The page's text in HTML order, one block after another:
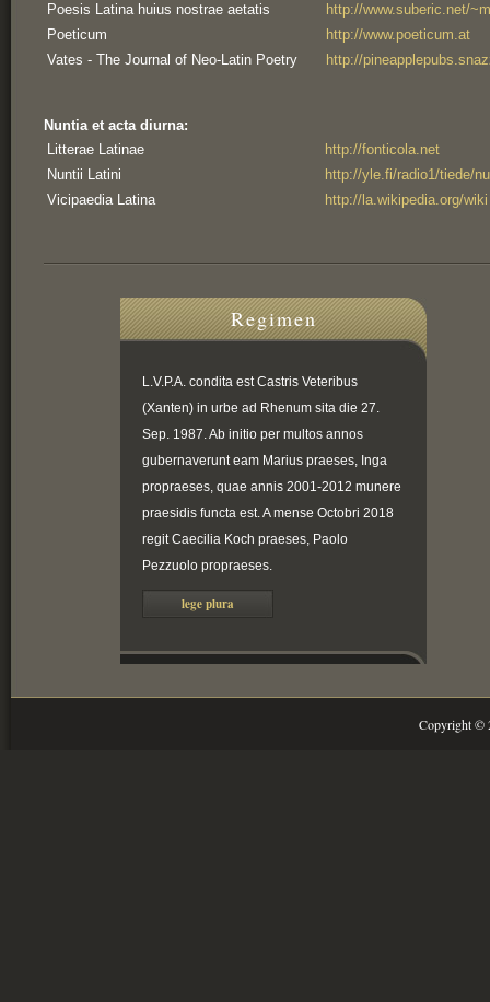
Poesis Latina huius nostrae aetatis
http://www.suberic.net/
Poeticum
http://www.poeticum.at
Vates - The Journal of Neo-Latin Poetry
http://
Nuntia et acta diurna:
Litterae Latinae
http://fonticola.net
Nuntii Latini
http://yle.fi/radio1/tiede/
Vicipaedia Latina
http://la.wikipedia.org/wiki
Regimen
L.V.P.A. condita est Castris Veteribus
(Xanten) in urbe ad Rhenum sita die 27.
Sep. 1987. Ab initio per multos annos
gubernaverunt eam Marius praeses, Inga
propraeses, quae annis 2001-2012 munere
praesidis functa est. A mense Octobri 2018
regit Caecilia Koch praeses, Paolo
Pezzuolo propraeses.
lege plura
Copyright ©